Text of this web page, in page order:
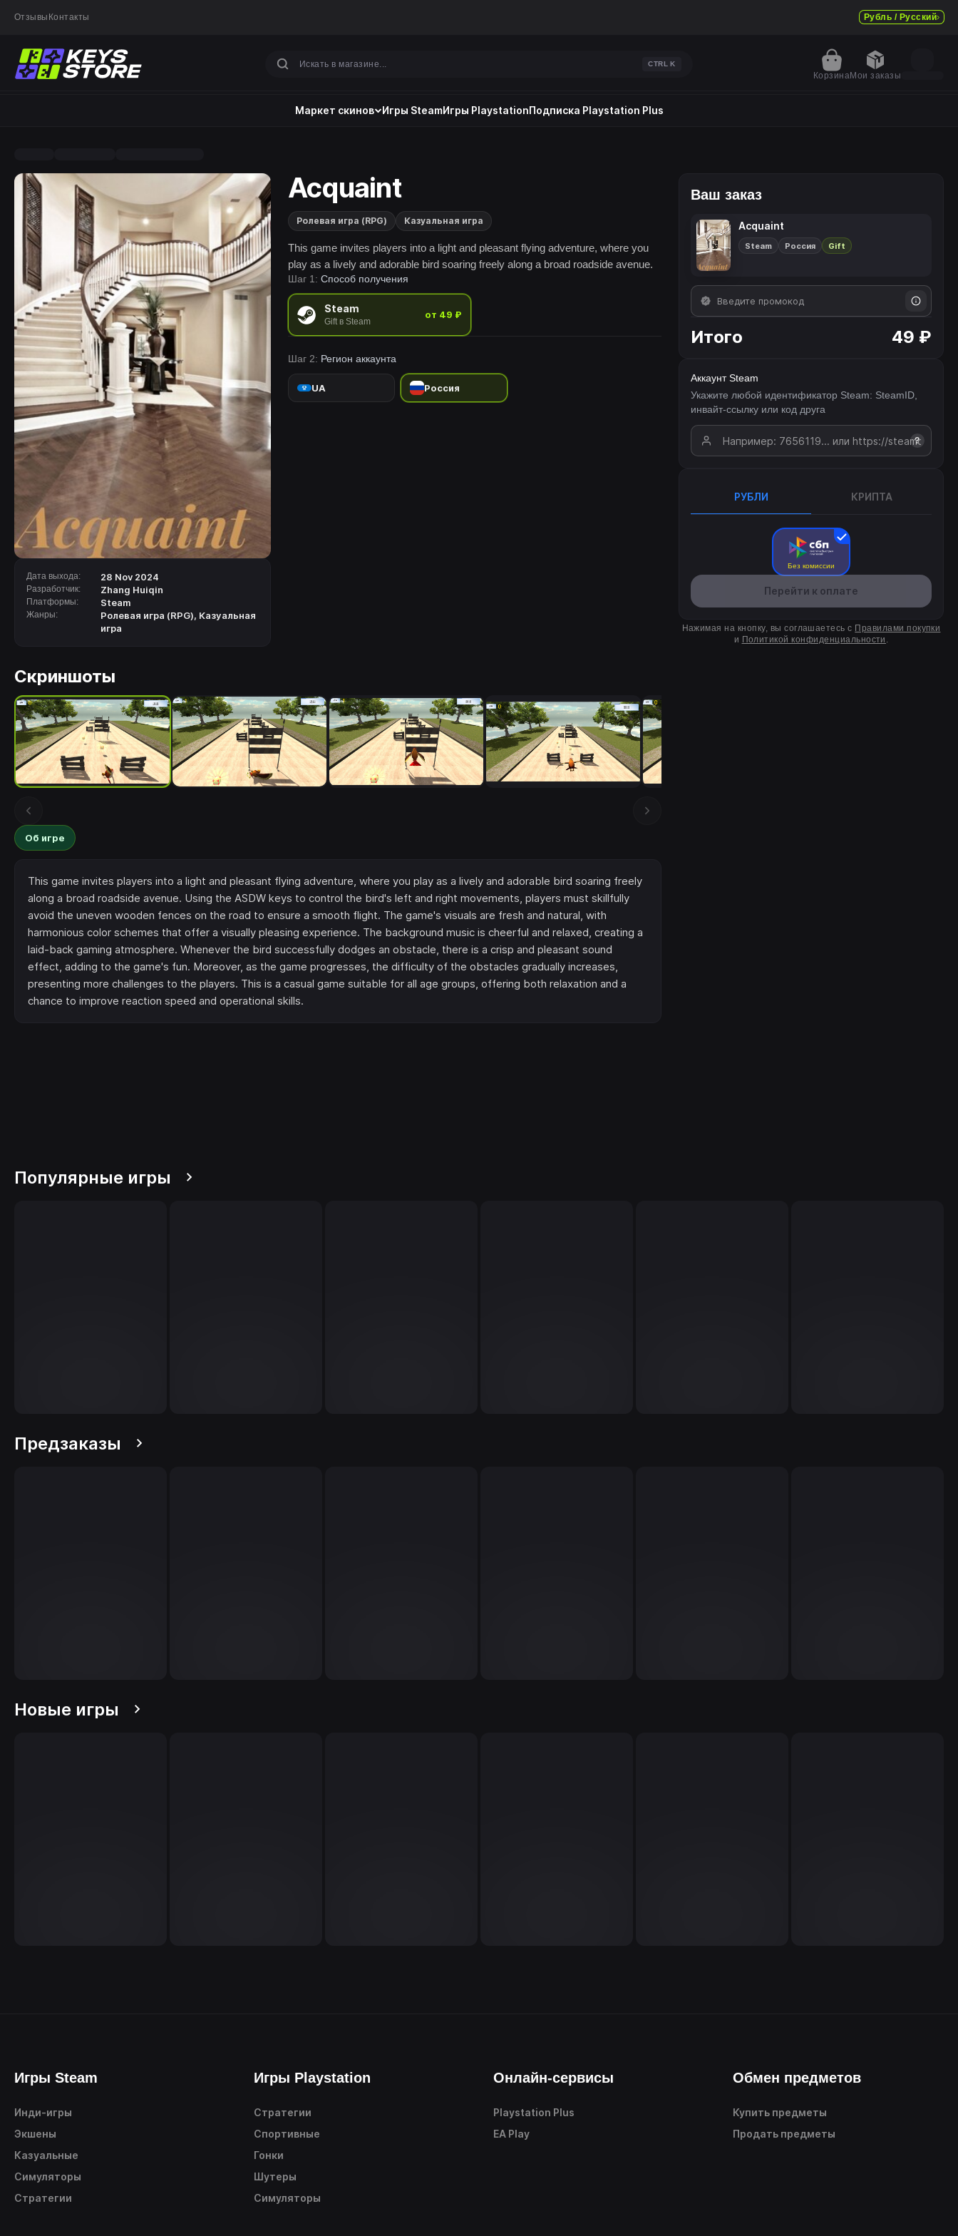
Отзывы Контакты Рубль / Русский
CTRL K
КорзинаМои заказы
Маркет скинов Игры SteamИгры PlaystationПодписка Playstation Plus
Дата выхода: 28 Nov 2024
Разработчик: Zhang Huiqin
Платформы: Steam
Жанры: Ролевая игра (RPG), Казуальная
игра
Acquaint
Ролевая игра (RPG) Казуальная игра
This game invites players into a light and pleasant flying adventure, where you
play as a lively and adorable bird soaring freely along a broad roadside avenue.
Шаг 1: Способ получения
Steam
Gift в Steam
от 49 ₽
Шаг 2: Регион аккаунта
UA Россия
Ваш заказ
Acquaint
Steam Россия Gift
Итого 49 ₽
Аккаунт Steam
Укажите любой идентификатор Steam: SteamID,
инвайт-ссылку или код друга
?
РУБЛИ КРИПТА
Без комиссии
Перейти к оплате
Нажимая на кнопку, вы соглашаетесь с Правилами покупки
и Политикой конфиденциальности .
Скриншоты
Об игре
This game invites players into a light and pleasant flying adventure, where you play as a lively and adorable bird soaring freely
along a broad roadside avenue. Using the ASDW keys to control the bird's left and right movements, players must skillfully
avoid the uneven wooden fences on the road to ensure a smooth flight. The game's visuals are fresh and natural, with
harmonious color schemes that offer a visually pleasing experience. The background music is cheerful and relaxed, creating a
laid-back gaming atmosphere. Whenever the bird successfully dodges an obstacle, there is a crisp and pleasant sound
effect, adding to the game's fun. Moreover, as the game progresses, the difficulty of the obstacles gradually increases,
presenting more challenges to the players. This is a casual game suitable for all age groups, offering both relaxation and a
chance to improve reaction speed and operational skills.
Популярные игры
Предзаказы
Новые игры
Игры Steam
Инди-игры
Экшены
Казуальные
Симуляторы
Стратегии
Игры Playstation
Стратегии
Спортивные
Гонки
Шутеры
Симуляторы
Онлайн-сервисы
Playstation Plus
EA Play
Обмен предметов
Купить предметы
Продать предметы